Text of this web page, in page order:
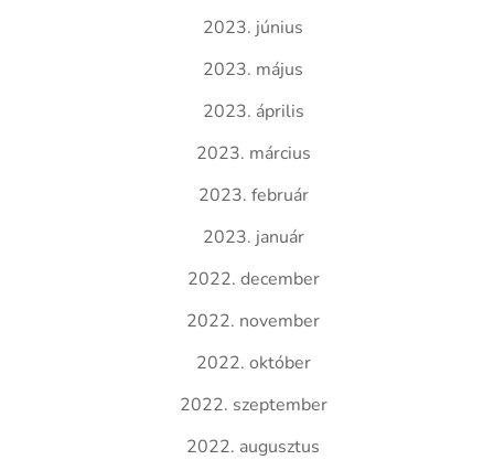
2023. június
2023. május
2023. április
2023. március
2023. február
2023. január
2022. december
2022. november
2022. október
2022. szeptember
2022. augusztus